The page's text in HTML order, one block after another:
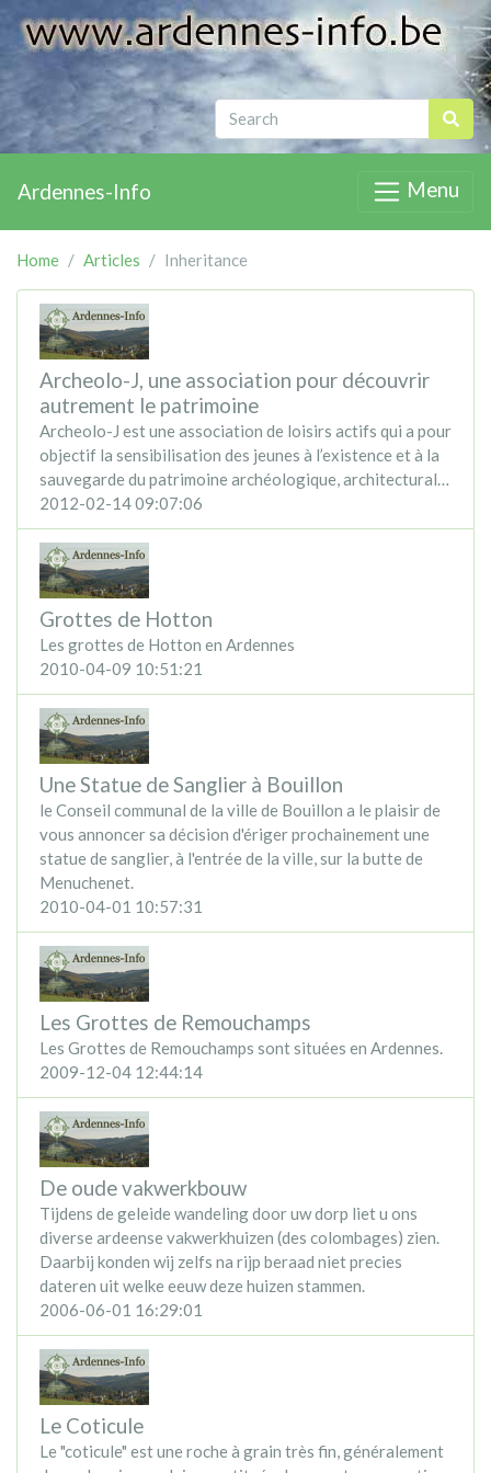
Ardennes-Info Menu
Home Articles Inheritance
Archeolo-J, une association pour découvrir
autrement le patrimoine
Archeolo-J est une association de loisirs actifs qui a pour
objectif la sensibilisation des jeunes à l’existence et à la
sauvegarde du patrimoine archéologique, architectural…
2012-02-14 09:07:06
Grottes de Hotton
Les grottes de Hotton en Ardennes
2010-04-09 10:51:21
Une Statue de Sanglier à Bouillon
le Conseil communal de la ville de Bouillon a le plaisir de
vous annoncer sa décision d'ériger prochainement une
statue de sanglier, à l'entrée de la ville, sur la butte de
Menuchenet.
2010-04-01 10:57:31
Les Grottes de Remouchamps
Les Grottes de Remouchamps sont situées en Ardennes.
2009-12-04 12:44:14
De oude vakwerkbouw
Tijdens de geleide wandeling door uw dorp liet u ons
diverse ardeense vakwerkhuizen (des colombages) zien.
Daarbij konden wij zelfs na rijp beraad niet precies
dateren uit welke eeuw deze huizen stammen.
2006-06-01 16:29:01
Le Coticule
Le "coticule" est une roche à grain très fin, généralement